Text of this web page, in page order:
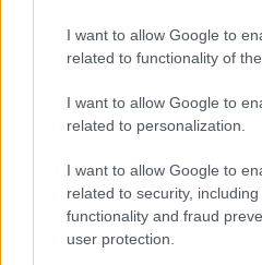
I want to allow Google to
related to functionality of
I want to allow Google to
related to personalization.
I want to allow Google to
related to security,
functionality and fraud
user protection.
Aktuális